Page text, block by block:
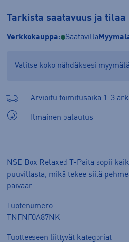
Tarkista saatavuus ja
Verkkokauppa: Saatavilla
Valitse koko nähdäksesi
Arvioitu toimitusaika 1-3
Ilmainen palautus
NSE Box Relaxed T-Paita sopii
puuvillasta, mikä tekee siitä
päivään.
Tuotenumero
TNFNF0A87NK
Tuotteeseen liittyvät kategoriat